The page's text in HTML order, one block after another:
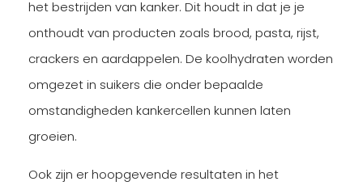
het bestrijden van kanker. Dit houdt in dat je je
onthoudt van producten zoals brood, pasta, rijst,
crackers en aardappelen. De koolhydraten worden
omgezet in suikers die onder bepaalde
omstandigheden kankercellen kunnen laten
groeien.
Ook zijn er hoopgevende resultaten in het